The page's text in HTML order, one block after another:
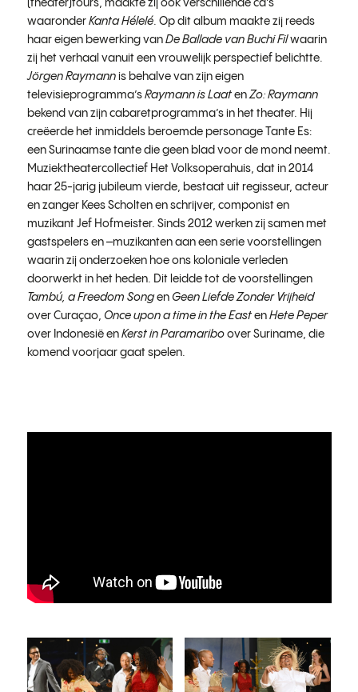
(theater)tours, maakte zij ook verschillende cd’s
waaronder Kanta Hélelé. Op dit album maakte zij reeds
haar eigen bewerking van De Ballade van Buchi Filwaarin
zij het verhaal vanuit een vrouwelijk perspectief belichtte.
Jörgen Raymannis behalve van zijn eigen
televisieprogramma’s Raymann is LaatenZo: Raymann
bekend van zijn cabaretprogramma’s in het theater. Hij
creëerde het inmiddels beroemde personage Tante Es:
een Surinaamse tante die geen blad voor de mond neemt.
Muziektheatercollectief Het Volksoperahuis, dat in 2014
haar 25-jarig jubileum vierde, bestaat uit regisseur, acteur
en zanger Kees Scholten en schrijver, componist en
muzikant Jef Hofmeister. Sinds 2012 werken zij samen met
gastspelers en –muzikanten aan een serie voorstellingen
waarin zij onderzoeken hoe ons koloniale verleden
doorwerkt in het heden. Dit leidde tot de voorstellingen
Tambú, a Freedom Songen Geen Liefde Zonder Vrijheid
over Curaçao, Once upon a time in the Easten Hete Peper
over Indonesië en Kerst in Paramariboover Suriname, die
komend voorjaar gaat spelen.